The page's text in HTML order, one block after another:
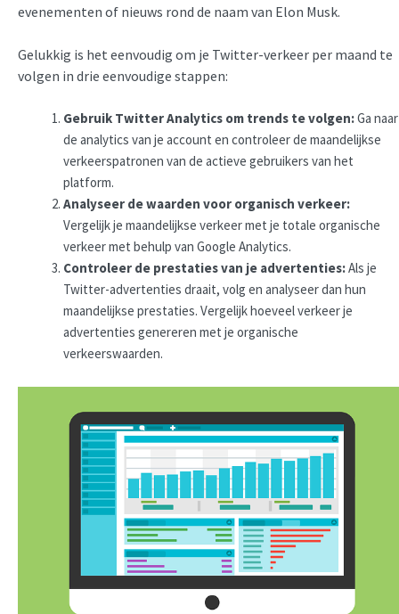
evenementen of nieuws rond de naam van Elon Musk.
Gelukkig is het eenvoudig om je Twitter-verkeer per maand te
volgen in drie eenvoudige stappen:
Gebruik TwitterAnalytics om trends te volgen:Ga naar
de analytics van je account en controleer de maandelijkse
verkeerspatronen van de actieve gebruikers van het
platform.
Analyseer de waarden voor organisch verkeer:
Vergelijk je maandelijkse verkeer met je totale organische
verkeer met behulp van Google Analytics.
Controleer de prestaties van je advertenties:Als je
Twitter-advertenties draait, volg en analyseer dan hun
maandelijkse prestaties. Vergelijk hoeveel verkeer je
advertenties genereren met je organische
verkeerswaarden.